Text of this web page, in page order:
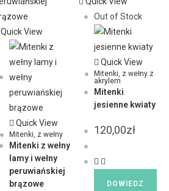
Quick View
Quick View
Mitenki, z wełny
Mitenki z wełny
lamy i wełny
peruwiańskiej
brązowe
Out of Stock
Quick View
Mitenki, z wełny z
akrylem
Mitenki
jesienne kwiaty
120,00zł
DOWIEDZ